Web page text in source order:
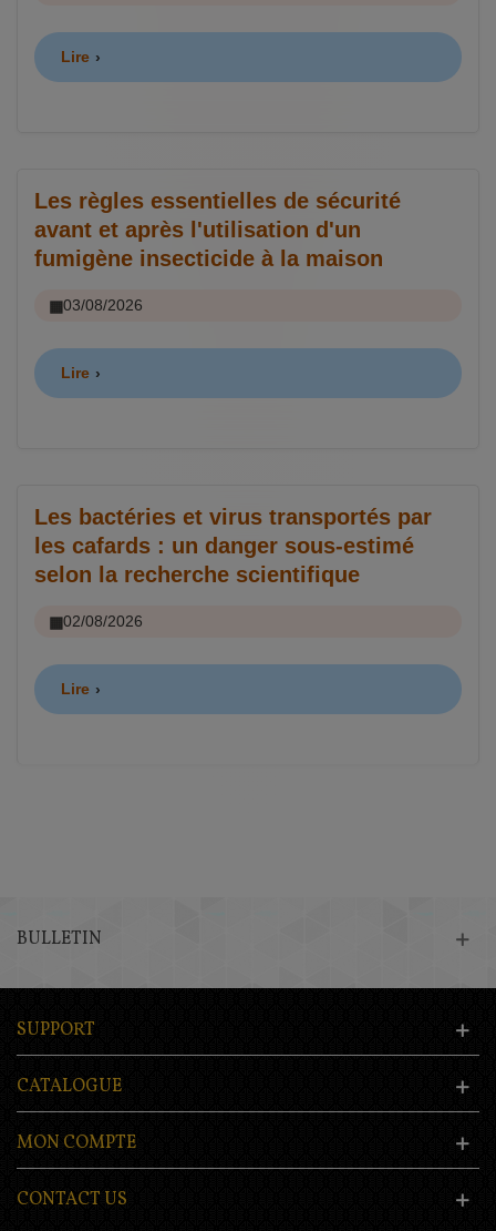
Lire
Les règles essentielles de sécurité
avant et après l'utilisation d'un
fumigène insecticide à la maison
03/08/2026
Lire
Les bactéries et virus transportés par
les cafards : un danger sous-estimé
selon la recherche scientifique
02/08/2026
Lire
BULLETIN
SUPPORT
CATALOGUE
MON COMPTE
CONTACT US